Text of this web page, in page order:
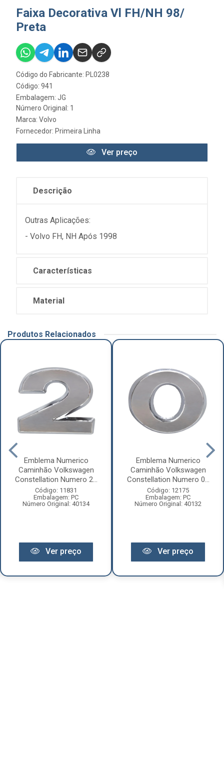
Faixa Decorativa Vl FH/NH 98/
Preta
Código do Fabricante: PL0238
Código: 941
Embalagem: JG
Número Original: 1
Marca: Volvo
Fornecedor: Primeira Linha
Ver preço
Descrição
Outras Aplicações:
- Volvo FH, NH Após 1998
Características
Material
Produtos Relacionados
Emblema Numerico
Caminhão Volkswagen
Constellation Numero 2...
Código: 11831
Embalagem: PC
Número Original: 40134
Ver preço
Emblema Numerico
Caminhão Volkswagen
Constellation Numero 0...
Código: 12175
Embalagem: PC
Número Original: 40132
Ver preço